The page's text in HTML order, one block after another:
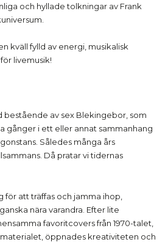
och hyllade tolkningar av Frank
kväll fylld av energi, musikalisk
livemusik!
bestående av sex Blekingebor, som
gånger i ett eller annat sammanhang
Således många års
Då pratar vi tidernas
för att träffas och jamma ihop,
nära varandra. Efter lite
favoritcovers från 1970-talet,
öppnades kreativiteten och